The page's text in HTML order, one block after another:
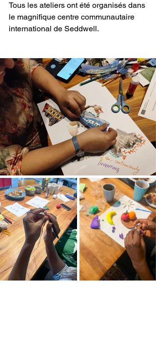
Tous les ateliers ont été organisés dans
le magnifique centre communautaire
international de Seddwell.